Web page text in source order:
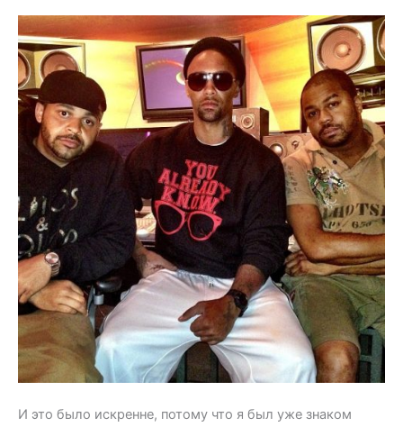
И это было искренне, потому что я был уже знаком